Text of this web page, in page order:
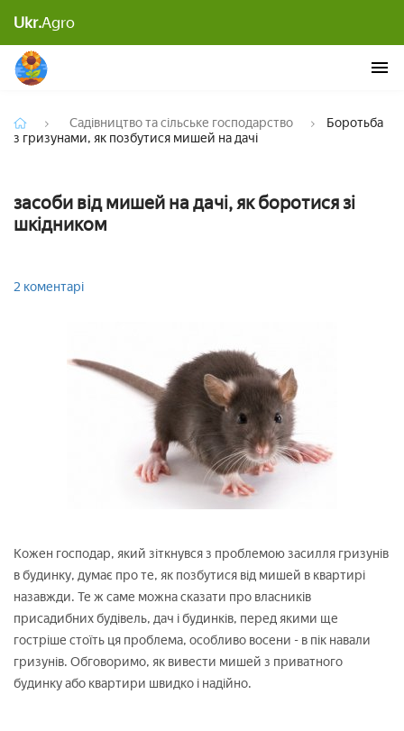
Ukr.Agro
дачі
Садівництво та сільське господарство
Боротьба
з гризунами, як позбутися мишей на дачі
засоби від мишей на дачі, як боротися зі
шкідником
2 коментарі
Кожен господар, який зіткнувся з проблемою засилля гризунів
в будинку, думає про те, як позбутися від мишей в квартирі
назавжди. Те ж саме можна сказати про власників
присадибних будівель, дач і будинків, перед якими ще
гостріше стоїть ця проблема, особливо восени - в пік навали
гризунів. Обговоримо, як вивести мишей з приватного
будинку або квартири швидко і надійно.